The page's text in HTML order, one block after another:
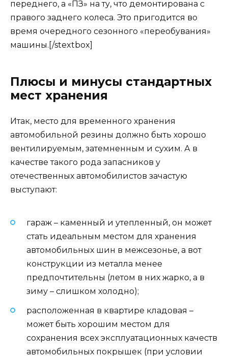
переднего, а «ПЗ» на ту, что демонтирована с
правого заднего колеса. Это пригодится во
время очередного сезонного «переобувания»
машины.[/stextbox]
Плюсы и минусы стандартных
мест хранения
Итак, место для временного хранения
автомобильной резины должно быть хорошо
вентилируемым, затемненным и сухим. А в
качестве такого рода запасников у
отечественных автомобилистов зачастую
выступают:
гараж – каменный и утепленный, он может
стать идеальным местом для хранения
автомобильных шин в межсезонье, а вот
конструкции из металла менее
предпочтительны (летом в них жарко, а в
зиму – слишком холодно);
расположенная в квартире кладовая –
может быть хорошим местом для
сохранения всех эксплуатационных качеств
автомобильных покрышек (при условии